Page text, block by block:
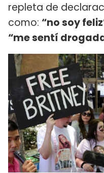
repleta de
como: “no soy
“me sentí